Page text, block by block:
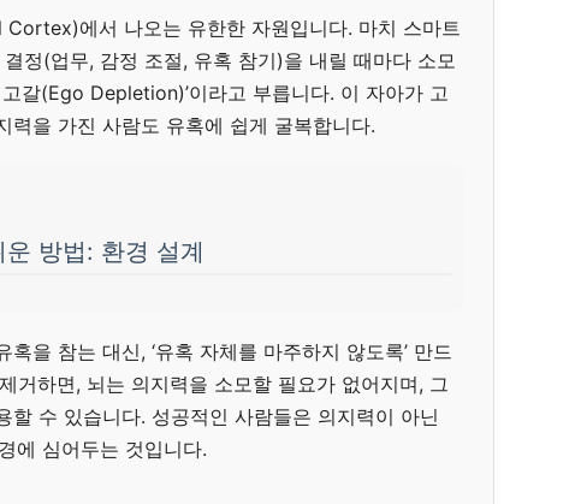
에서 나오는 유한한 자원입니다. 마치 스마트
정(업무, 감정 조절, 유혹 참기)을 내릴 때마다 소모
갈(Ego Depletion)’이라고 부릅니다. 이 자아가 고
력을 가진 사람도 유혹에 쉽게 굴복합니다.
방법: 환경 설계
을 참는 대신, ‘유혹 자체를 마주하지 않도록’ 만드
거하면, 뇌는 의지력을 소모할 필요가 없어지며, 그
할 수 있습니다. 성공적인 사람들은 의지력이 아닌
에 심어두는 것입니다.